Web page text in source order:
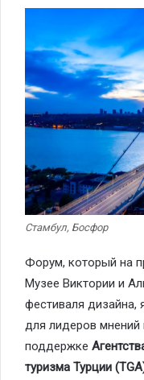
Стамбул, Босфор
Форум, который на
Музее Виктории и
фестиваля дизайна,
для лидеров мнений
поддержке
туризма Турции